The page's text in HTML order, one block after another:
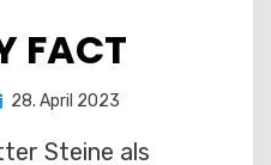
FACT
28. April 2023
Steine als